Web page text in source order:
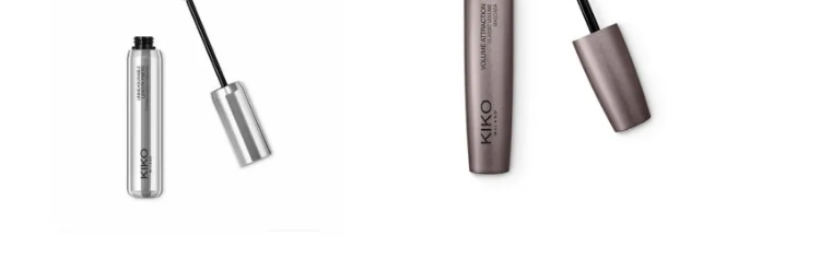
ИСПРАТИ